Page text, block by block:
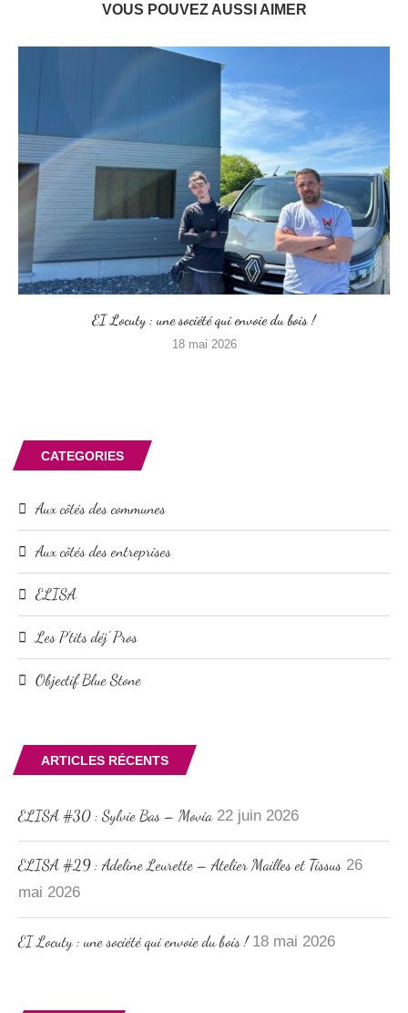
VOUS POUVEZ AUSSI AIMER
EI Locuty : une société qui envoie du bois !
18 mai 2026
CATEGORIES
Aux côtés des communes
Aux côtés des entreprises
ELISA
Les P'tits déj' Pros
Objectif Blue Stone
ARTICLES RÉCENTS
ELISA #30 : Sylvie Bas – Movia 22 juin 2026
ELISA #29 : Adeline Leurette – Atelier Mailles et Tissus 26
mai 2026
EI Locuty : une société qui envoie du bois ! 18 mai 2026